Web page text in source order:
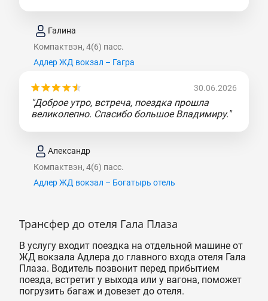
Галина
Компактвэн, 4(6) пасс.
Адлер ЖД вокзал – Гагра
30.06.2026
"Доброе утро, встреча, поездка прошла
великолепно. Спасибо большое Владимиру."
Александр
Компактвэн, 4(6) пасс.
Адлер ЖД вокзал – Богатырь отель
Трансфер до отеля Гала Плаза
В услугу входит поездка на отдельной машине от
ЖД вокзала Адлера до главного входа отеля Гала
Плаза. Водитель позвонит перед прибытием
поезда, встретит у выхода или у вагона, поможет
погрузить багаж и довезет до отеля.